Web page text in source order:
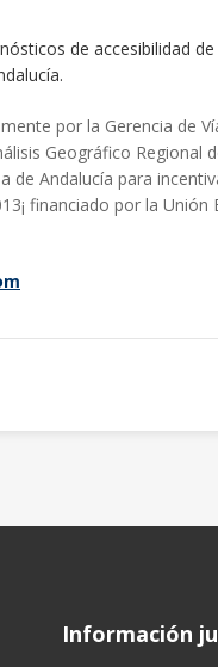
de accesibilidad
por la Gerencia de
Geográfico Regional
de Andalucía para
financiado por la
Información